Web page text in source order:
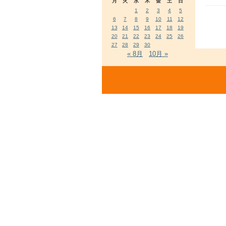
1
2 3 4
5
6
7 8 9 10 11
12
13
14 15 16 17 18
19
20
21 22 23 24 25
26
27
28 29 30
« 8月 10月 »